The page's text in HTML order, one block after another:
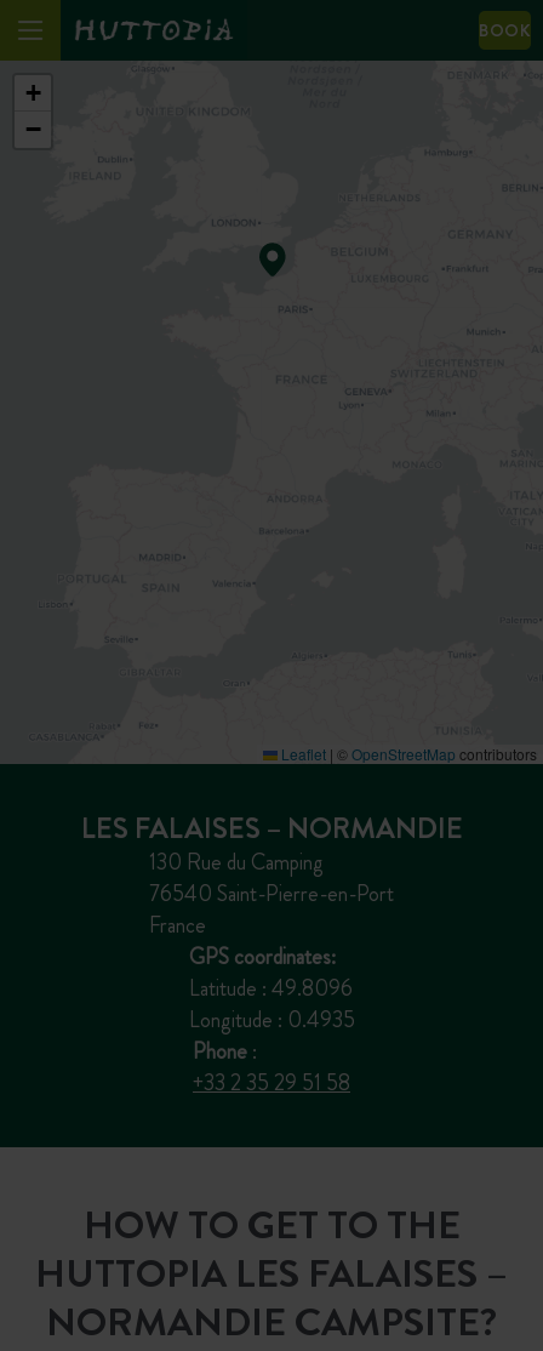
BOOK
+
−
Leaflet | ©OpenStreetMap contributors
LES FALAISES – NORMANDIE
130 Rue du Camping
76540 Saint-Pierre-en-Port
France
GPS coordinates:
Latitude : 49.8096
Longitude : 0.4935
Phone:
+33 2 35 29 51 58
HOW TO GET TO THE
HUTTOPIA LES FALAISES –
NORMANDIE CAMPSITE?